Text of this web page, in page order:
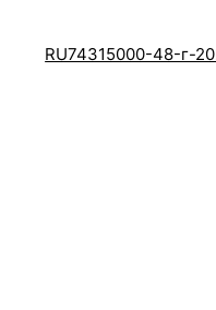
RU74315000-48-г-